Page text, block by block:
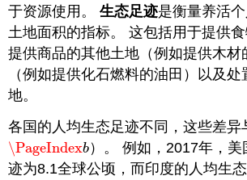
于资源使用。生态足迹是衡量养活
土地面积的指标。 这包括用于提供
提供商品的其他土地（例如提供木材
（例如提供化石燃料的油田）以及
地。
各国的人均生态足迹不同，这些差异
\PageIndexb
\PageIndexb）。 例如，2017年，美
迹为8.1全球公顷，而印度的人均生